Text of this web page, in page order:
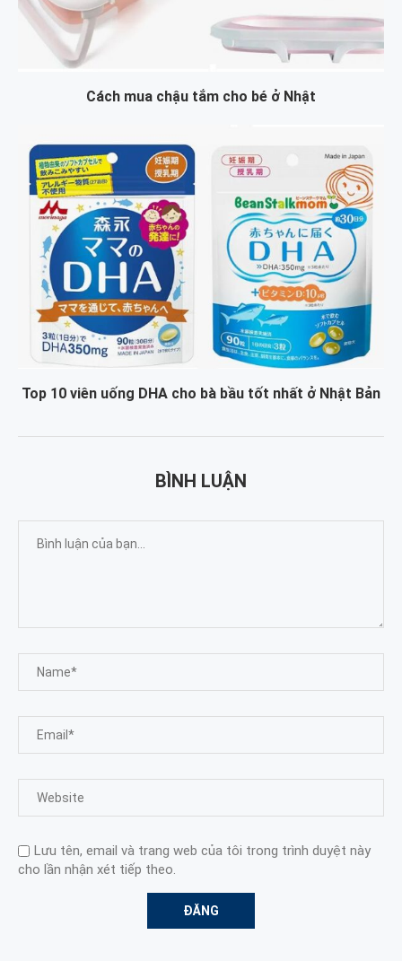
Cách mua chậu tắm cho bé ở Nhật
Top 10 viên uống DHA cho bà bầu tốt nhất ở Nhật Bản
BÌNH LUẬN
Lưu tên, email và trang web của tôi trong trình duyệt này
cho lần nhận xét tiếp theo.